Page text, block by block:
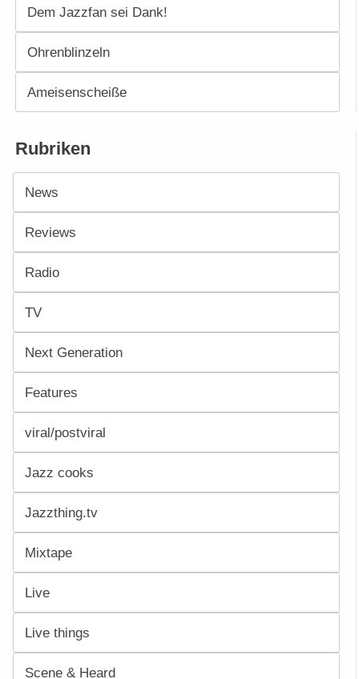
Dem Jazzfan sei Dank!
Ohrenblinzeln
Ameisenscheiße
Rubriken
News
Reviews
Radio
TV
Next Generation
Features
viral/postviral
Jazz cooks
Jazzthing.tv
Mixtape
Live
Live things
Scene & Heard